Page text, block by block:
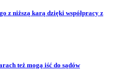
z niższą karą dzięki współpracy z
też mogą iść do sądów